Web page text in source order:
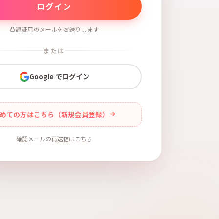
認証用のメールをお送りします
または
Google でログイン
ての方はこちら（新規会員登録）
確認メールの再送信はこちら